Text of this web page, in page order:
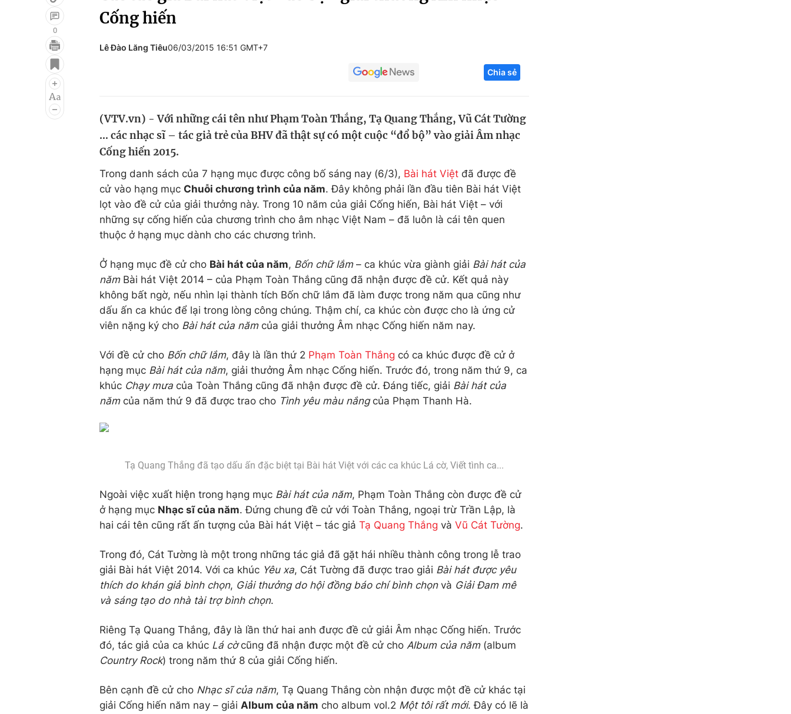
Điện ảnh
Âm nhạc
Chất lượng cuộc sống
Tuyển sinh
Hitech Công nghệ tương lai
Thị trường
0
Cống hiến
Lê Đào Lăng Tiêu06/03/2015 16:51 GMT+7
Chia sẻ
(VTV.vn) - Với những cái tên như Phạm Toàn Thắng, Tạ Quang Thắng, Vũ Cát Tường
… các nhạc sĩ – tác giả trẻ của BHV đã thật sự có một cuộc “đổ bộ” vào giải Âm nhạc
Cống hiến 2015.
Trong danh sách của 7 hạng mục được công bố sáng nay (6/3), Bài hát Việt đã được đề
cử vào hạng mục Chuỗi chương trình của năm. Đây không phải lần đầu tiên Bài hát Việt
lọt vào đề cử của giải thưởng này. Trong 10 năm của giải Cống hiến, Bài hát Việt – với
những sự cống hiến của chương trình cho âm nhạc Việt Nam – đã luôn là cái tên quen
thuộc ở hạng mục dành cho các chương trình.
Ở hạng mục đề cử cho Bài hát của năm, Bốn chữ lắm– ca khúc vừa giành giải Bài hát của
nămBài hát Việt 2014 – của Phạm Toàn Thắng cũng đã nhận được đề cử. Kết quả này
không bất ngờ, nếu nhìn lại thành tích Bốn chữ lắm đã làm được trong năm qua cũng như
dấu ấn ca khúc để lại trong lòng công chúng. Thậm chí, ca khúc còn được cho là ứng cử
viên nặng ký cho Bài hát của nămcủa giải thưởng Âm nhạc Cống hiến năm nay.
Với đề cử cho Bốn chữ lắm, đây là lần thứ 2 Phạm Toàn Thắng có ca khúc được đề cử ở
hạng mục Bài hát của năm, giải thưởng Âm nhạc Cống hiến. Trước đó, trong năm thứ 9, ca
khúc Chạy mưa của Toàn Thắng cũng đã nhận được đề cử. Đáng tiếc, giải Bài hát của
nămcủa năm thứ 9 đã được trao cho Tình yêu màu nắngcủa Phạm Thanh Hà.
Tạ Quang Thắng đã tạo dấu ấn đặc biệt tại Bài hát Việt với các ca khúc Lá cờ, Viết tình ca...
Ngoài việc xuất hiện trong hạng mục Bài hát của năm, Phạm Toàn Thắng còn được đề cử
ở hạng mục Nhạc sĩ của năm. Đứng chung đề cử với Toàn Thắng, ngoại trừ Trần Lập, là
hai cái tên cũng rất ấn tượng của Bài hát Việt – tác giả Tạ Quang Thắng và Vũ Cát Tường.
Trong đó, Cát Tường là một trong những tác giả đã gặt hái nhiều thành công trong lễ trao
giải Bài hát Việt 2014. Với ca khúc Yêu xa, Cát Tường đã được trao giải Bài hát được yêu
thích do khán giả bình chọn, Giải thưởng do hội đồng báo chí bình chọnvà Giải Đam mê
và sáng tạo do nhà tài trợ bình chọn.
Riêng Tạ Quang Thắng, đây là lần thứ hai anh được đề cử giải Âm nhạc Cống hiến. Trước
đó, tác giả của ca khúc Lá cờcũng đã nhận được một đề cử cho Album của năm(album
Country Rock) trong năm thứ 8 của giải Cống hiến.
Bên cạnh đề cử cho Nhạc sĩ của năm, Tạ Quang Thắng còn nhận được một đề cử khác tại
giải Cống hiến năm nay – giải Album của năm cho album vol.2 Một tôi rất mới. Đây có lẽ là